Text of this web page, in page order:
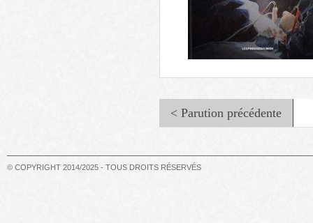
Les animaux fabuleux de la
< Parution précédente
© COPYRIGHT 2014/2025 - TOUS DROITS RÉSERVÉS